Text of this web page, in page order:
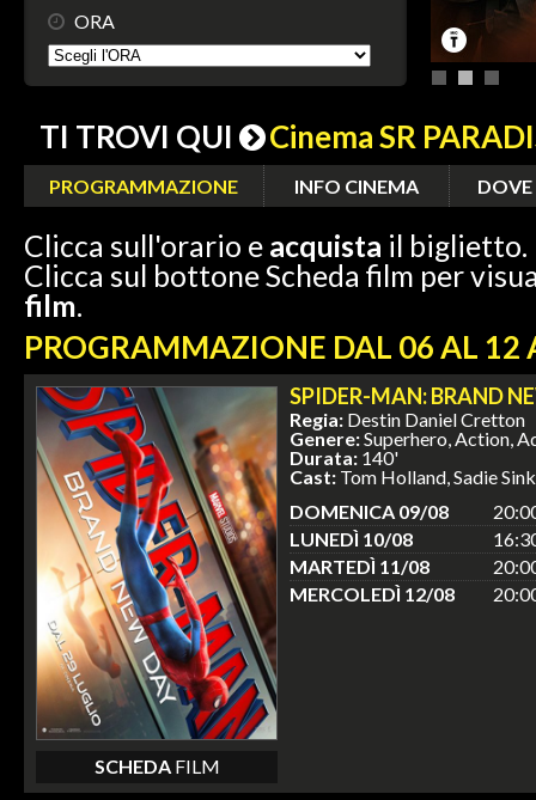
ORA
TI TROVI QUI Cinema SR
PROGRAMMAZIONE INFO CINEMA
Clicca sull'orario e acquista il biglietto.
Clicca sul bottone Scheda film per
film.
PROGRAMMAZIONE DAL 06 AL 12
SPIDER-MAN: BRAND
Regia: Destin Daniel Cretton
Genere:Superhero, Action,
Durata: 140'
Cast: Tom Holland, Sadie
SCHEDAFILM
DOMENICA 09/08
LUNEDÌ 10/08
MARTEDÌ 11/08
MERCOLEDÌ 12/08